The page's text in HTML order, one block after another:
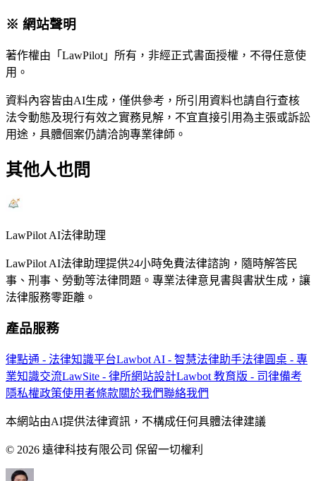
※ 網站聲明
著作權由「LawPilot」所有，非經正式書面授權，不得任意使
用。
資料內容皆由AI生成，僅供參考，所引用資料也請自行查核
法令動態及現行有效之實務見解，不宜直接引用為主張或訴訟
用途，具體個案仍請洽詢專業律師。
其他人也問
LawPilot AI法律助理
LawPilot AI法律助理提供24小時免費法律諮詢，隨時解答民
事、刑事、勞動等法律問題。專業法律意見書與書狀生成，讓
法律服務零距離。
產品服務
律點通 - 法律知識平台Lawbot AI - 智慧法律助手法律圓桌 - 專
業知識交流LawSite - 律所網站設計Lawbot 教育版 - 司律備考
隱私權政策使用者條款關於我們聯絡我們
本網站由AI提供法律資訊，不構成任何具體法律建議
© 2026 遠律科技有限公司 保留一切權利